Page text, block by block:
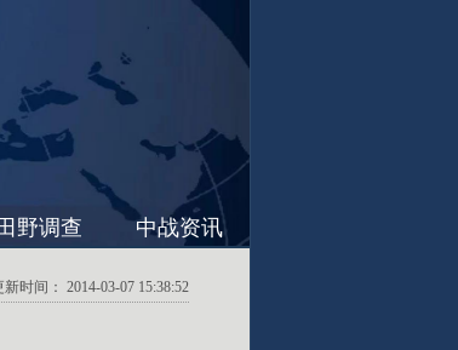
田野调查 中战资讯
时间： 2014-03-07 15:38:52